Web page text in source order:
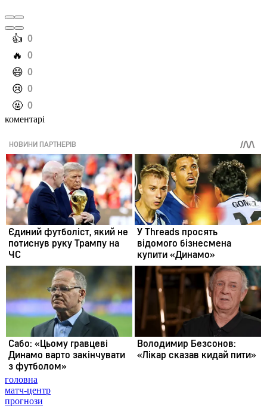
️👍 0
️🔥 0
️😄 0
️😢 0
️🤬 0
коментарі
головна
матч-центр
прогнози